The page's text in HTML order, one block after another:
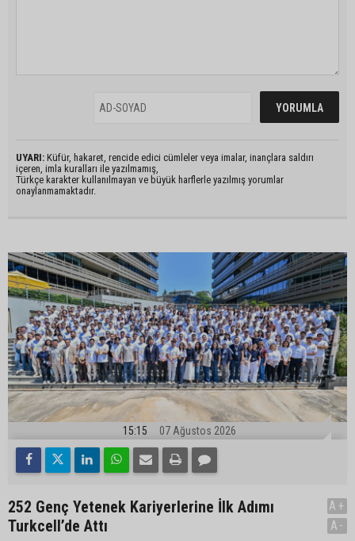
UYARI: Küfür, hakaret, rencide edici cümleler veya imalar, inançlara saldırı
içeren, imla kuralları ile yazılmamış,
Türkçe karakter kullanılmayan ve büyük harflerle yazılmış yorumlar
onaylanmamaktadır.
15:15 07 Ağustos 2026
252 Genç Yetenek Kariyerlerine İlk Adımı
Turkcell’de Attı
A+
A-